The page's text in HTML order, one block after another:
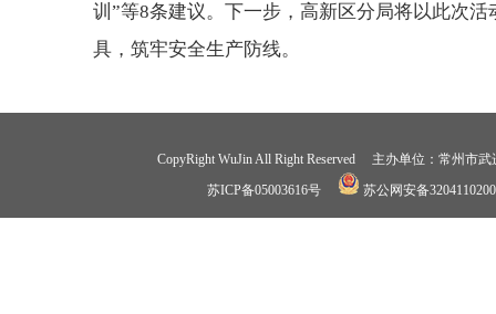
训”等8条建议。下一步，高新区分局将以此次
具，筑牢安全生产防线。
CopyRight WuJin All Right Reserved 主办单位：常州
苏ICP备05003616号
苏公网安备